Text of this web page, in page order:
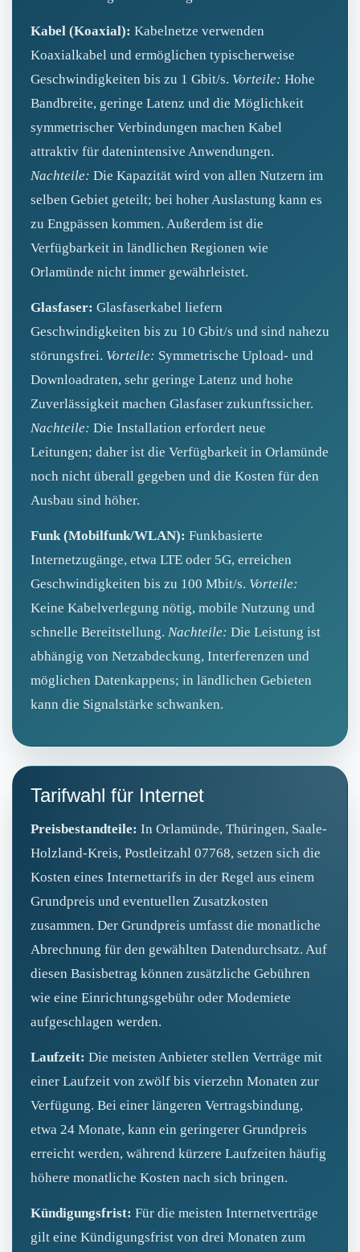
Kabel (Koaxial): Kabelnetze verwenden
Koaxialkabel und ermöglichen typischerweise
Geschwindigkeiten bis zu 1 Gbit/s. Vorteile: Hohe
Bandbreite, geringe Latenz und die Möglichkeit
symmetrischer Verbindungen machen Kabel
attraktiv für datenintensive Anwendungen.
Nachteile: Die Kapazität wird von allen Nutzern im
selben Gebiet geteilt; bei hoher Auslastung kann es
zu Engpässen kommen. Außerdem ist die
Verfügbarkeit in ländlichen Regionen wie
Orlamünde nicht immer gewährleistet.
Glasfaser: Glasfaserkabel liefern
Geschwindigkeiten bis zu 10 Gbit/s und sind nahezu
störungsfrei. Vorteile: Symmetrische Upload- und
Downloadraten, sehr geringe Latenz und hohe
Zuverlässigkeit machen Glasfaser zukunftssicher.
Nachteile: Die Installation erfordert neue
Leitungen; daher ist die Verfügbarkeit in Orlamünde
noch nicht überall gegeben und die Kosten für den
Ausbau sind höher.
Funk (Mobilfunk/WLAN): Funkbasierte
Internetzugänge, etwa LTE oder 5G, erreichen
Geschwindigkeiten bis zu 100 Mbit/s. Vorteile:
Keine Kabelverlegung nötig, mobile Nutzung und
schnelle Bereitstellung. Nachteile: Die Leistung ist
abhängig von Netzabdeckung, Interferenzen und
möglichen Datenkappens; in ländlichen Gebieten
kann die Signalstärke schwanken.
Tarifwahl für Internet
Preisbestandteile: In Orlamünde, Thüringen, Saale-
Holzland-Kreis, Postleitzahl 07768, setzen sich die
Kosten eines Internettarifs in der Regel aus einem
Grundpreis und eventuellen Zusatzkosten
zusammen. Der Grundpreis umfasst die monatliche
Abrechnung für den gewählten Datendurchsatz. Auf
diesen Basisbetrag können zusätzliche Gebühren
wie eine Einrichtungsgebühr oder Modemiete
aufgeschlagen werden.
Laufzeit: Die meisten Anbieter stellen Verträge mit
einer Laufzeit von zwölf bis vierzehn Monaten zur
Verfügung. Bei einer längeren Vertragsbindung,
etwa 24 Monate, kann ein geringerer Grundpreis
erreicht werden, während kürzere Laufzeiten häufig
höhere monatliche Kosten nach sich bringen.
Kündigungsfrist: Für die meisten Internetverträge
gilt eine Kündigungsfrist von drei Monaten zum